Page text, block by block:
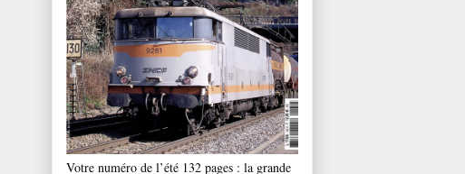
Votre numéro de l’été 132 pages : la grande